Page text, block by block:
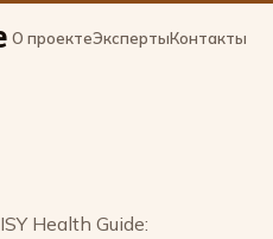
О проектеЭкспертыКонтакты
Health Guide: